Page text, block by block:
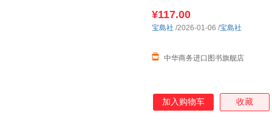
¥117.00
中华商务进口图书旗舰店
宝島社 /2026-01-06 /宝島社
加入购物车 收藏